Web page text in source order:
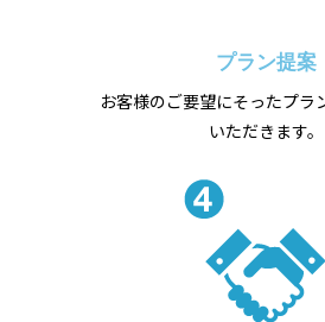
プラン提案
お客様のご要望にそったプラ
いただきます。